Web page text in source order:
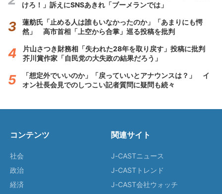
けろ！」訴えにSNSあきれ「ブーメランでは」
蓮舫氏「止める人は誰もいなかったのか」「あまりにも愕
然」 高市首相「上空から合掌」巡る投稿を批判
片山さつき財務相「失われた28年を取り戻す」投稿に批判
芥川賞作家「自民党の大失政の結果だろう」
「想定外でいいのか」「戻っていいとアナウンスは？」 イ
オン社長会見でのしつこい記者質問に疑問も続々
コンテンツ
社会
政治
経済
関連サイト
J-CASTニュース
J-CASTトレンド
J-CAST会社ウォッチ